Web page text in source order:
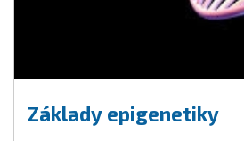
Základy epigenetiky